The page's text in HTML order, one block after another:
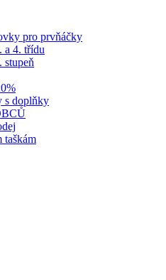
pro prvňáčky
a 4. třídu
stupeň
s doplňky
taškám